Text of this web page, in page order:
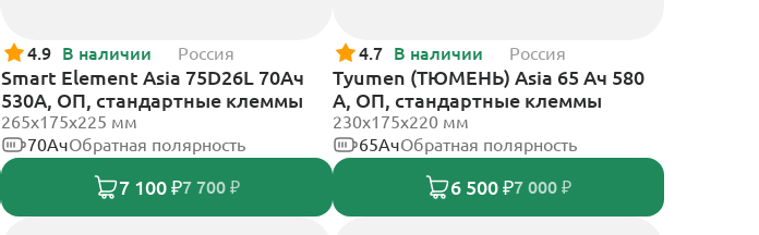
4.9 В наличии Россия
Smart Element Asia 75D26L 70Ач
530А, ОП, стандартные клеммы
265x175x225 мм
70АчОбратная полярность
7 100 ₽7 700 ₽
4.7 В наличии Россия
Tyumen (ТЮМЕНЬ) Asia 65 Ач 580
А, ОП, стандартные клеммы
230x175x220 мм
65АчОбратная полярность
6 500 ₽7 000 ₽